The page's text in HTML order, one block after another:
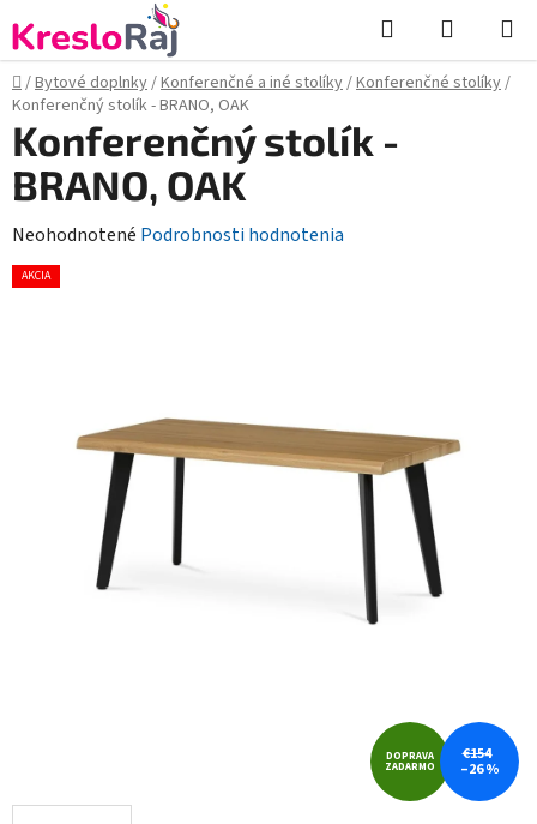
na
obsah
Hľadať
KOŠÍK
Domov
/Bytové doplnky/Konferenčné a iné stolíky/Konferenčné stolíky/
Konferenčný stolík - BRANO, OAK
Konferenčný stolík -
BRANO, OAK
Priemerné
hodnotenie
hviezdičiek.
Neohodnotené Podrobnosti hodnotenia
AKCIA
DOPRAVA
ZADARMO
€154
–26 %